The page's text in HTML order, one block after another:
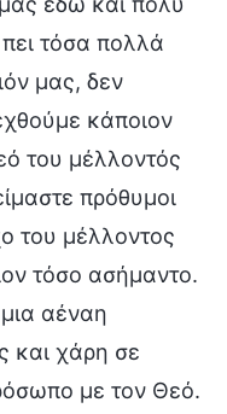
τόσα πολλά
μας, δεν
κάποιον
του μέλλοντός
πρόθυμοι
του μέλλοντος
τόσο ασήμαντο.
αέναη
και χάρη σε
με τον Θεό.